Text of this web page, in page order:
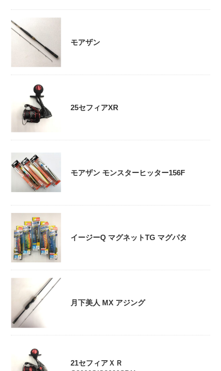
モアザン
25セフィアXR
モアザン モンスターヒッター156F
イージーQ マグネットTG マグパタ
月下美人 MX アジング
21セフィアＸＲ